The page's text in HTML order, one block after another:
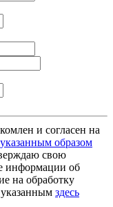
и согласен на
образом
свою
информации об
на обработку
здесь